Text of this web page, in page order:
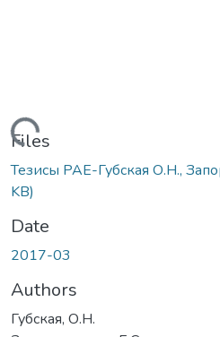
Loading...
Files
Тезисы РАЕ-Губская О.Н.,
KB)
Date
2017-03
Authors
Губская, О.Н.